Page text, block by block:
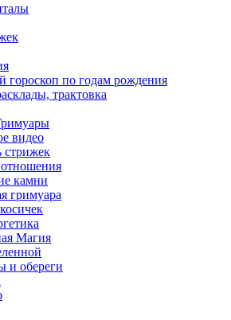
гороскоп по годам рождения
трактовка
видео
стрижек
камни
гримуара
Магия
и обереги